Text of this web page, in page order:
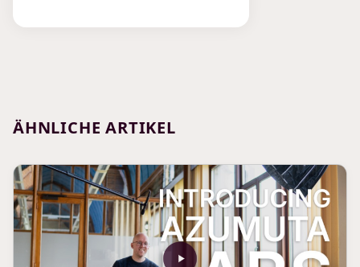
ÄHNLICHE ARTIKEL